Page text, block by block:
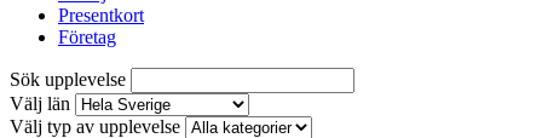
Presentkort
Företag
Sök upplevelse
Välj län
Välj typ av upplevelse